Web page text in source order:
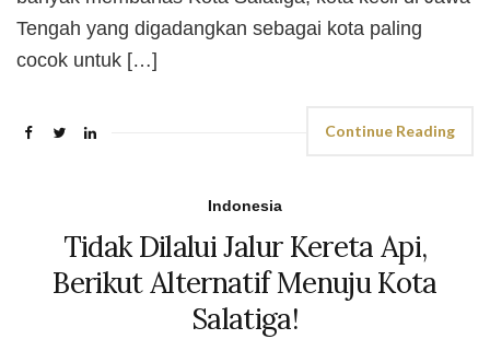
Tengah yang digadangkan sebagai kota paling
cocok untuk […]
Continue Reading
Indonesia
Tidak Dilalui Jalur Kereta Api,
Berikut Alternatif Menuju Kota
Salatiga!